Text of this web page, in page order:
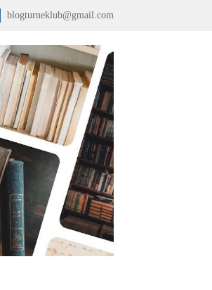
blogturneklub@gmail.com